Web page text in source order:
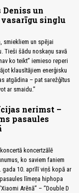
un
vasarīgu singlu
smiekliem un spējai
Tieši šādu noskaņu savā
ko teikt” iemieso reperi
klausītājiem enerģisku
atgādina – pat sarežģītus
ar smaidu.”
nerimst –
pasaules
koncertzālē
ko saviem faniem
gada 10. aprīlī viņš kopā ar
līmeņa hiphopa
Arēnā” – “Double D